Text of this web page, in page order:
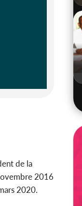
de la
2016
2020.